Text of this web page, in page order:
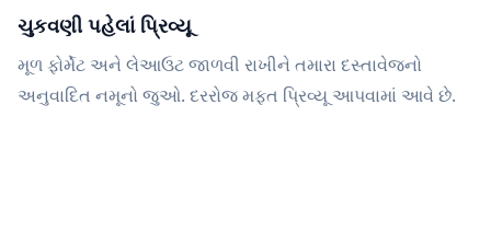
ચુકવણી પહેલાં પ્રિવ્યૂ
મૂળ ફોર્મેટ અને લેઆઉટ જાળવી રાખીને તમારા દસ્તાવેજનો
અનુવાદિત નમૂનો જુઓ. દરરોજ મફત પ્રિવ્યૂ આપવામાં આવે છે.